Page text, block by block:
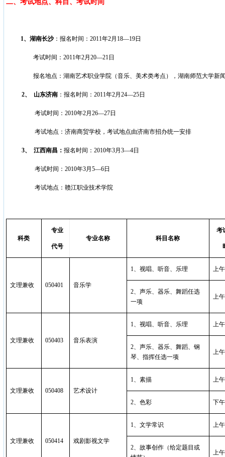
二、考试地点、科目、考试时间
1、湖南长沙：报名时间：2011年2月 18—19日
考试时间： 2011年2月 20—21日
报名地点：湖南艺术职业学院（音乐、美术类考点），湖南师范大学新
2、 山东济南 ：报名时间：2011年2月24—25日
考试时间： 2010年2月 26—27日
考试地点：济南商贸学校，考试地点由济南市招办统一安排
3、 江西南昌：报名时间：2010年3月3—4日
考试时间： 2010年3月 5—6日
考试地点：赣江职业技术学院
科类
专业
代号
专业名称 科目名称
考
文理兼收 050401 音乐学
1、视唱、听音、乐理 上午
2、声乐、器乐、舞蹈任选
一项
上午
文理兼收 050403 音乐表演
1、视唱、听音、乐理 上午
2、声乐、器乐、舞蹈、钢
琴、指挥任选一项
上午
文理兼收 050408 艺术设计
1、素描 上午
2、色彩 下午
文理兼收 050414 戏剧影视文学
1、文学常识 上午
2、故事创作（给定题目或
上午